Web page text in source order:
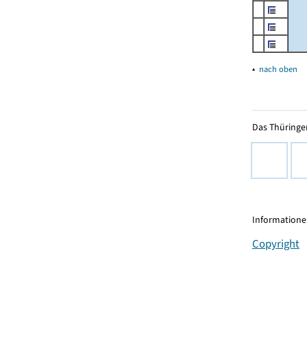
▴ nach oben
Das
Copyright